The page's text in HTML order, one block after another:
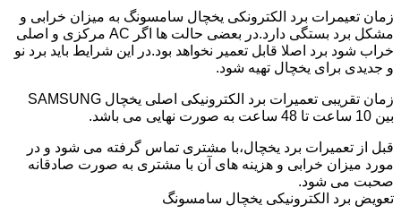
زمان تعیمرات برد الکترونکی یخچال سامسونگ به میزان خرابی و
مشکل برد بستگی دارد.در بعضی حالت ها اگر AC مرکزی و اصلی
خراب شود برد اصلا قابل تعمیر نخواهد بود.در این شرایط باید برد نو
و جدیدی برای یخچال تهیه شود.
زمان تقریبی تعمیرات برد الکترونیکی اصلی یخچال SAMSUNG
بین 10 ساعت تا 48 ساعت به صورت نهایی می باشد.
قبل از تعمیرات برد یخچال،با مشتری تماس گرفته می شود و در
مورد میزان خرابی و هزینه های آن با مشتری به صورت صادقانه
صحبت می شود.
تعویض برد الکترونیکی یخچال سامسونگ